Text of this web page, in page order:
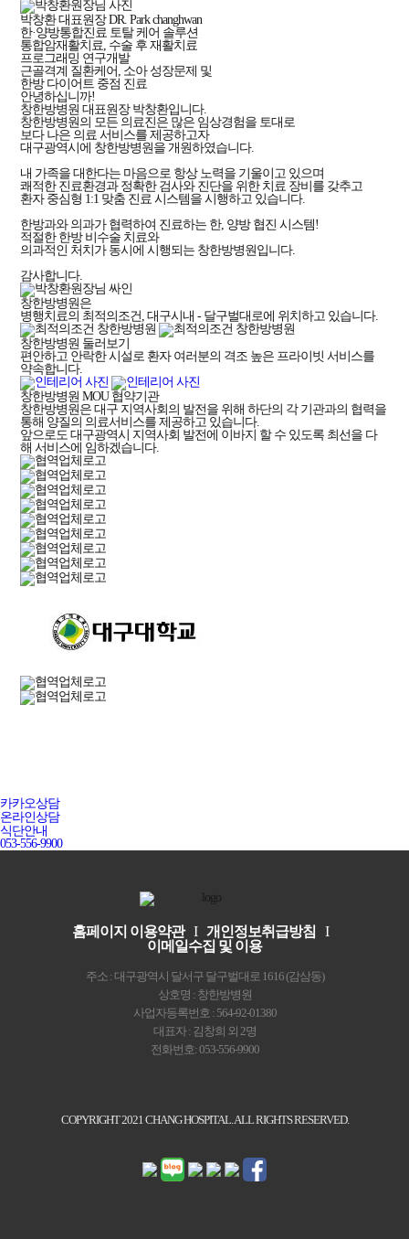
박창환 대표원장DR. Park changhwan
한·양방통합진료 토탈 케어 솔루션
통합암재활치료, 수술 후 재활치료
프로그래밍 연구개발
근골격계 질환케어, 소아 성장문제 및
한방 다이어트 중점 진료
안녕하십니까!
창한방병원 대표원장 박창환입니다.
창한방병원의 모든 의료진은 많은 임상경험을 토대로
보다 나은 의료 서비스를 제공하고자
대구광역시에 창한방병원을 개원하였습니다.
내 가족을 대한다는 마음으로 항상 노력을 기울이고 있으며
쾌적한 진료환경과 정확한 검사와 진단을 위한 치료 장비를 갖추고
환자 중심형 1:1 맞춤 진료 시스템을 시행하고 있습니다.
한방과와 의과가 협력하여 진료하는 한, 양방 협진 시스템!
적절한 한방 비수술 치료와
의과적인 처치가 동시에 시행되는 창한방병원입니다.
감사합니다.
창한방병원은
병행치료의 최적의조건, 대구시내 - 달구벌대로에 위치하고 있습니다.
창한방병원 둘러보기
편안하고 안락한 시설로 환자 여러분의 격조 높은 프라이빗 서비스를
약속합니다.
창한방병원 MOU 협약기관
창한방병원은 대구 지역사회의 발전을 위해 하단의 각 기관과의 협력을
통해 양질의 의료서비스를 제공하고 있습니다.
앞으로도 대구광역시 지역사회 발전에 이바지 할 수 있도록 최선을 다
해 서비스에 임하겠습니다.
카카오상담
온라인상담
식단안내
053-556-9900
홈페이지 이용약관 I 개인정보취급방침
I
이메일수집 및 이용
주소 : 대구광역시 달서구 달구벌대로 1616 (감삼동)
상호명 : 창한방병원
사업자등록번호 : 564-92-01380
대표자 : 김창희 외 2명
전화번호: 053-556-9900
COPYRIGHT 2021 CHANG HOSPITAL. ALL RIGHTS RESERVED.